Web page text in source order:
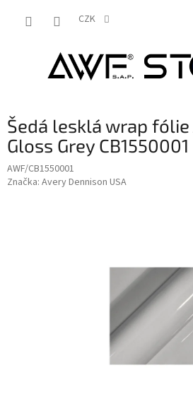
CZK
Šedá lesklá wrap fólie
Gloss Grey CB1550001
AWF/CB1550001
Značka: Avery Dennison USA